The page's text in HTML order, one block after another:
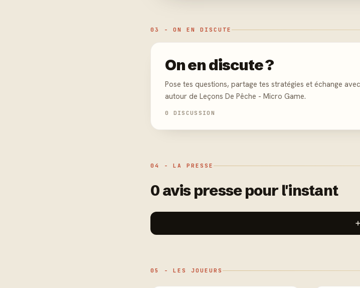
03 - ON EN DISCUTE
On en discute ?
Pose tes questions, partage tes stratégies et échange
autour de Leçons De Pêche - Micro Game.
0 DISCUSSION
04 - LA PRESSE
0 avis presse pour l'instant
05 - LES JOUEURS